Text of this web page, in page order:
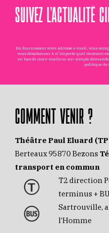
SUIVEZ L’ACTUALITÉ
En fournissant votre adresse e-mail, vous
vous désabonner à n'importe quel moment
en bas de nos e-mails ou sur simple
politique de
COMMENT VENIR ?
Théâtre Paul Eluard
Berteaux 95870 Bezons
transport en commun
T2 direction
terminus +
Sartrouville,
l’Homme